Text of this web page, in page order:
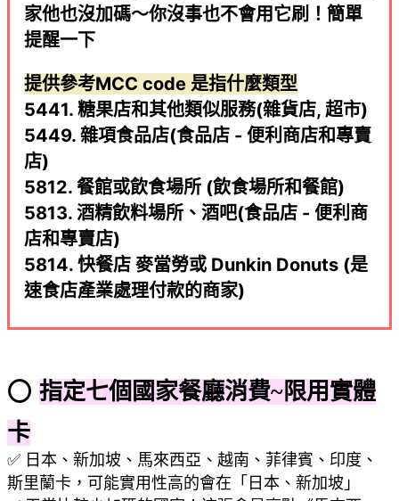
家他也沒加碼～你沒事也不會用它刷！簡單
提醒一下
提供參考MCC code 是指什麼類型
5441. 糖果店和其他類似服務(雜貨店, 超市)
5449. 雜項食品店(食品店 - 便利商店和專賣
店)
5812. 餐館或飲食場所 (飲食場所和餐館)
5813. 酒精飲料場所、酒吧(食品店 - 便利商
店和專賣店)
5814. 快餐店 麥當勞或 Dunkin Donuts (是
速食店產業處理付款的商家)
⭕ 指定七個國家餐廳消費~限用實體
卡
✅ 日本、新加坡、馬來西亞、越南、菲律賓、印度、
斯里蘭卡，可能實用性高的會在「日本、新加坡」